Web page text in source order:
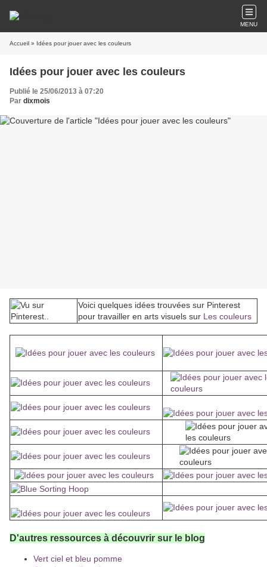
MENU
Accueil » Idées pour jouer avec les couleurs
Idées pour jouer avec les couleurs
Publié le 25/06/2013 à 07:20
Par dixmois
Voici quelques idées trouvées sur Pinterest
pour travailler en arts visuels sur Les couleurs
D'autres ressources à découvrir sur le blog
Vert ciel et bleu pomme